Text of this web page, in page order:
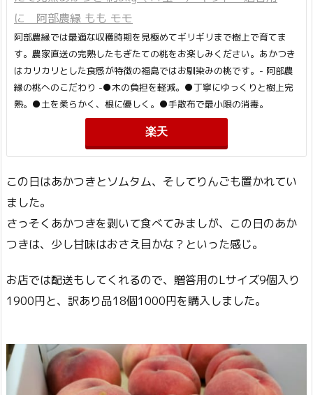
に 阿部農縁 もも モモ
阿部農縁では最適な収穫時期を見極めてギリギリまで樹上で育てま
す。農家直送の完熟したもぎたての桃をお楽しみください。あかつき
はカリカリとした食感が特徴の福島ではお馴染みの桃です。- 阿部農
縁の桃へのこだわり -●木の負担を軽減。●丁寧にゆっくりと樹上完
熟。●土を柔らかく、根に優しく。●手散布で最小限の消毒。
楽天
この日はあかつきとソムタム、そしてりんごも置かれてい
ました。
さっそくあかつきを剥いて食べてみましが、この日のあか
つきは、少し甘味はおさえ目かな？といった感じ。
お店では配送もしてくれるので、贈答用のLサイズ9個入り
1900円と、訳あり品18個1000円を購入しました。